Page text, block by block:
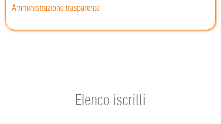
Amministrazione trasparente
Elenco iscritti